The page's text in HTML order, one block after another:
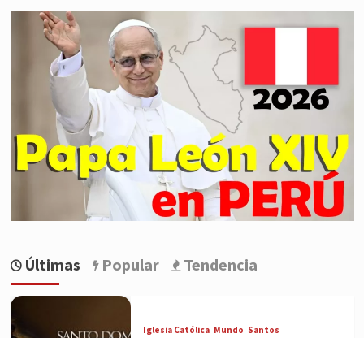
Últimas Popular Tendencia
Iglesia Católica Mundo Santos